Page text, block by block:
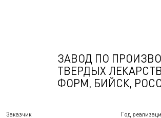
Заказчик Год
ЗАВОД ПО
ТВЕРДЫХ
ФОРМ, БИЙСК,